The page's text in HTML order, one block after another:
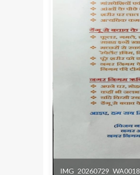
IMG 20260729 WA0018